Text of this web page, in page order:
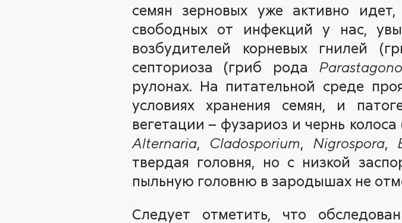
семян зерновых уже активно
свободных от инфекций у нас,
возбудителей корневых гнилей
септориоза (гриб рода
рулонах. На питательной среде
условиях хранения семян, и
вегетации – фузариоз и чернь
Alternaria Cladosporium Nigrospora
твердая головня, но с низкой
пыльную головню в зародышах не
Следует отметить, что